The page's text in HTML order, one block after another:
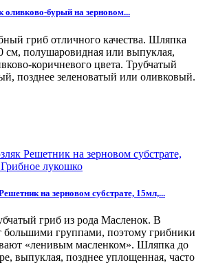
бурый на зерновом...
гриб отличного качества. Шляпка
см, полушаровидная или выпуклая,
коричневого цвета. Трубчатый
позднее зеленоватый или оливковый.
на зерновом субстрате, 15мл,...
гриб из рода Масленок. В
большими группами, поэтому грибники
«ленивым масленком». Шляпка до
выпуклая, позднее уплощенная, часто